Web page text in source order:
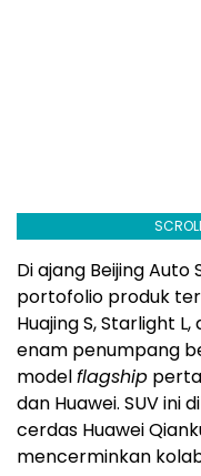
Di ajang Beijing
portofolio produk
Huajing S, Starlight
enam penumpang
modelflagship
dan Huawei. SUV ini
cerdas Huawei
mencerminkan